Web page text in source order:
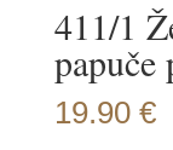
411/1
19.90 €